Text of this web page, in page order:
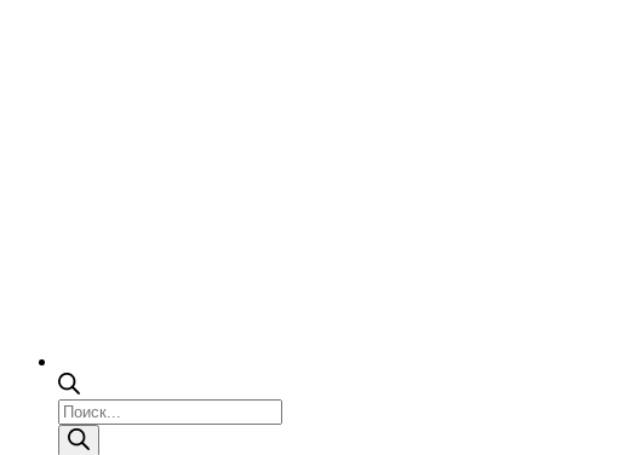
Поиск
товаров